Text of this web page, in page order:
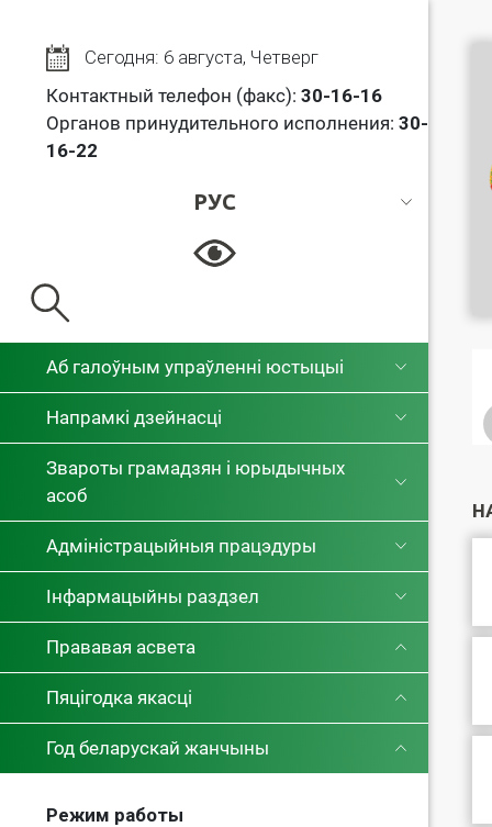
Сегодня: 6 августа, Четверг
Контактный телефон (факс): 30-16-16
Органов принудительного исполнения: 30-
16-22
РУС
РУС
Аб галоўным упраўленні юстыцыі
Напрамкі дзейнасці
Звароты грамадзян і юрыдычных
асоб
Адміністрацыйныя працэдуры
Інфармацыйны раздзел
Прававая асвета
Пяцігодка якасці
Год беларускай жанчыны
Режим работы